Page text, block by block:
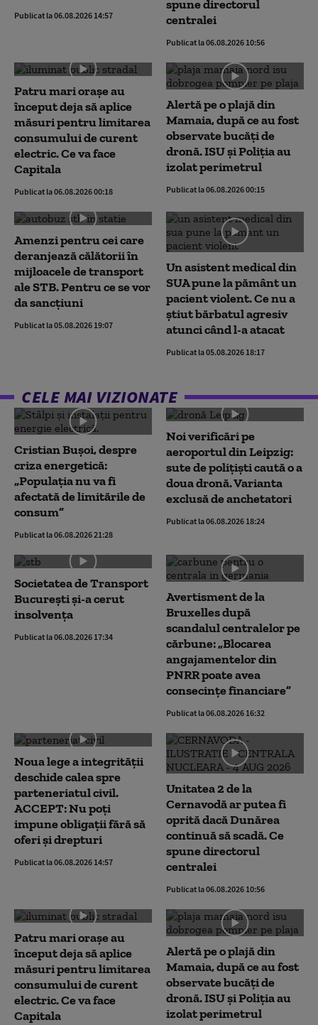
Publicat la 06.08.2026 14:57
spune directorul
centralei
Publicat la 06.08.2026 10:56
Patru mari orașe au
început deja să aplice
măsuri pentru limitarea
consumului de curent
electric. Ce va face
Capitala
Publicat la 06.08.2026 00:18
Alertă pe o plajă din
Mamaia, după ce au fost
observate bucăți de
dronă. ISU și Poliția au
izolat perimetrul
Publicat la 06.08.2026 00:15
Amenzi pentru cei care
deranjează călătorii în
mijloacele de transport
ale STB. Pentru ce se vor
da sancțiuni
Publicat la 05.08.2026 19:07
Un asistent medical din
SUA pune la pământ un
pacient violent. Ce nu a
știut bărbatul agresiv
atunci când l-a atacat
Publicat la 05.08.2026 18:17
CELE MAI VIZIONATE
Cristian Bușoi, despre
criza energetică:
„Populația nu va fi
afectată de limitările de
consum”
Publicat la 06.08.2026 21:28
Noi verificări pe
aeroportul din Leipzig:
sute de polițiști caută o a
doua dronă. Varianta
exclusă de anchetatori
Publicat la 06.08.2026 18:24
Societatea de Transport
București și-a cerut
insolvența
Publicat la 06.08.2026 17:34
Avertisment de la
Bruxelles după
scandalul centralelor pe
cărbune: „Blocarea
angajamentelor din
PNRR poate avea
consecințe financiare”
Publicat la 06.08.2026 16:32
Noua lege a integrității
deschide calea spre
parteneriatul civil.
ACCEPT: Nu poți
impune obligații fără să
oferi și drepturi
Publicat la 06.08.2026 14:57
Unitatea 2 de la
Cernavodă ar putea fi
oprită dacă Dunărea
continuă să scadă. Ce
spune directorul
centralei
Publicat la 06.08.2026 10:56
Patru mari orașe au
început deja să aplice
măsuri pentru limitarea
consumului de curent
electric. Ce va face
Capitala
Alertă pe o plajă din
Mamaia, după ce au fost
observate bucăți de
dronă. ISU și Poliția au
izolat perimetrul